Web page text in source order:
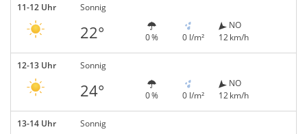
11-12 Uhr Sonnig
22° 0 % 0 l/m²
NO
12 km/h
12-13 Uhr Sonnig
24° 0 % 0 l/m²
NO
12 km/h
13-14 Uhr Sonnig